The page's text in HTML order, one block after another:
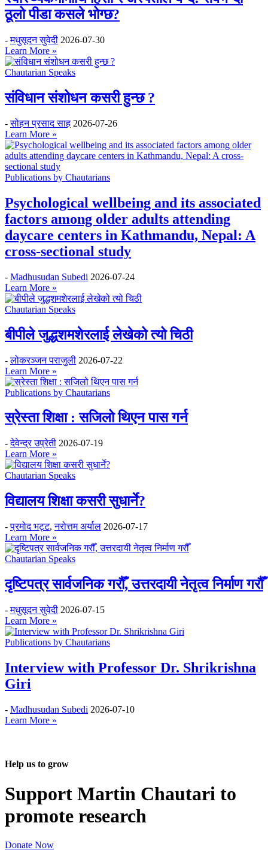
ठूलो पीडा कसले भोग्छ?
-मधुसूदन सुवेदी 2026-07-30
Learn More »
Chautarian Speaks
संविधान संशोधन कसरी हुन्छ ?
-सोहन प्रसाद साह 2026-07-26
Learn More »
Publications by Chautarians
Psychological wellbeing and its associated
factors among older adults attending
daycare centers in Kathmandu, Nepal: A
cross-sectional study
- Madhusudan Subedi 2026-07-24
Learn More »
Chautarian Speaks
बीपीले जुद्धशमशेरलाई लेखेको त्यो चिठी
-लोकरञ्‍जन पराजुली 2026-07-22
Learn More »
Publications by Chautarians
स्रेस्ता शिक्षा : सजिलो थिएन पास गर्न
-देवेन्द्र उप्रेती 2026-07-19
Learn More »
Chautarian Speaks
विद्यालय शिक्षा कसरी सुधार्ने?
-प्रमोद भट्ट,नरोत्तम अर्याल 2026-07-17
Learn More »
Chautarian Speaks
दृष्टिपत्र सार्वजनिक गरौँ, उत्तरदायी नेतृत्व निर्माण गरौँ
-मधुसूदन सुवेदी 2026-07-15
Learn More »
Publications by Chautarians
Interview with Professor Dr. Shrikrishna
Giri
- Madhusudan Subedi 2026-07-10
Learn More »
Help us to grow
Support Martin Chautari to
promote research
Donate Now